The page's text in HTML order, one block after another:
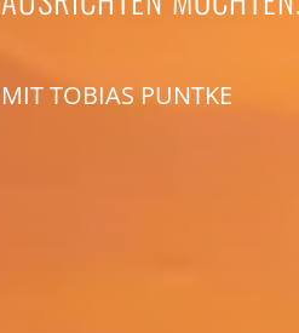
MIT TOBIAS PUNTKE